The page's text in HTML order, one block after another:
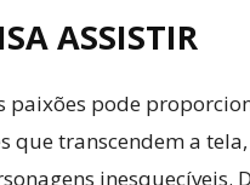
ASSISTIR
paixões pode
que transcendem a
inesquecíveis.